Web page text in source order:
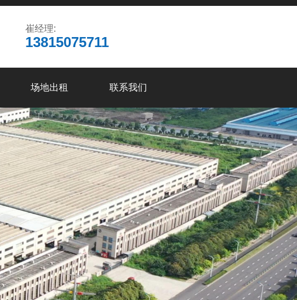
崔经理:
13815075711
场地出租 联系我们